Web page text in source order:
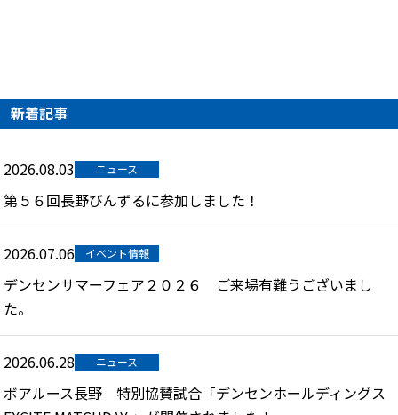
新着記事
2026.08.03 ニュース
第５６回長野びんずるに参加しました！
2026.07.06 イベント情報
デンセンサマーフェア２０２６ ご来場有難うございまし
た。
2026.06.28 ニュース
ボアルース長野 特別協賛試合「デンセンホールディングス